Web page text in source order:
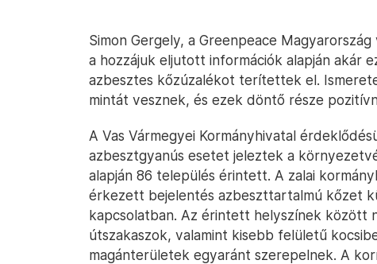
Simon Gergely, a Greenpeace
a hozzájuk eljutott információk alapján akár
azbesztes kőzúzalékot terítettek el.
mintát vesznek, és ezek döntő része
A Vas Vármegyei Kormányhivatal
azbesztgyanús esetet jeleztek a
alapján 86 település érintett. A zalai
érkezett bejelentés azbeszttartalmú kőzet
kapcsolatban. Az érintett helyszínek között
útszakaszok, valamint kisebb felületű
magánterületek egyaránt szerepelnek. A